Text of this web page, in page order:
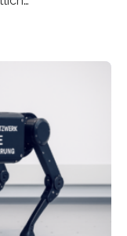
Gehirn. Die
verbrauchen
Da KI-Modelle
an neuen